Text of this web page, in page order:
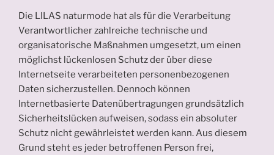
Die LILAS naturmode hat als für die Verarbeitung
Verantwortlicher zahlreiche technische und
organisatorische Maßnahmen umgesetzt, um einen
möglichst lückenlosen Schutz der über diese
Internetseite verarbeiteten personenbezogenen
Daten sicherzustellen. Dennoch können
Internetbasierte Datenübertragungen grundsätzlich
Sicherheitslücken aufweisen, sodass ein absoluter
Schutz nicht gewährleistet werden kann. Aus diesem
Grund steht es jeder betroffenen Person frei,